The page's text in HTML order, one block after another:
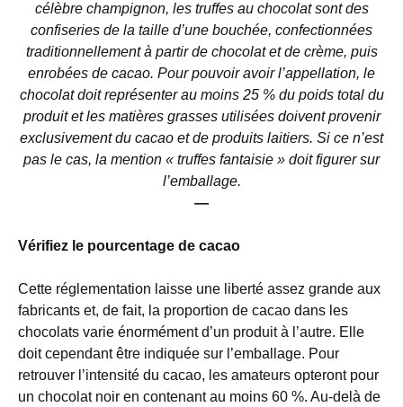
célèbre champignon, les truffes au chocolat sont des
confiseries de la taille d’une bouchée, confectionnées
traditionnellement à partir de chocolat et de crème, puis
enrobées de cacao. Pour pouvoir avoir l’appellation, le
chocolat doit représenter au moins 25 % du poids total du
produit et les matières grasses utilisées doivent provenir
exclusivement du cacao et de produits laitiers. Si ce n’est
pas le cas, la mention « truffes fantaisie » doit figurer sur
l’emballage.
—
Vérifiez le pourcentage de cacao
Cette réglementation laisse une liberté assez grande aux
fabricants et, de fait, la proportion de cacao dans les
chocolats varie énormément d’un produit à l’autre. Elle
doit cependant être indiquée sur l’emballage. Pour
retrouver l’intensité du cacao, les amateurs opteront pour
un chocolat noir en contenant au moins 60 %. Au-delà de